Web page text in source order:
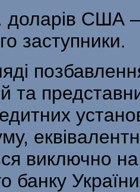
США
заступники.
та
виключно
банку